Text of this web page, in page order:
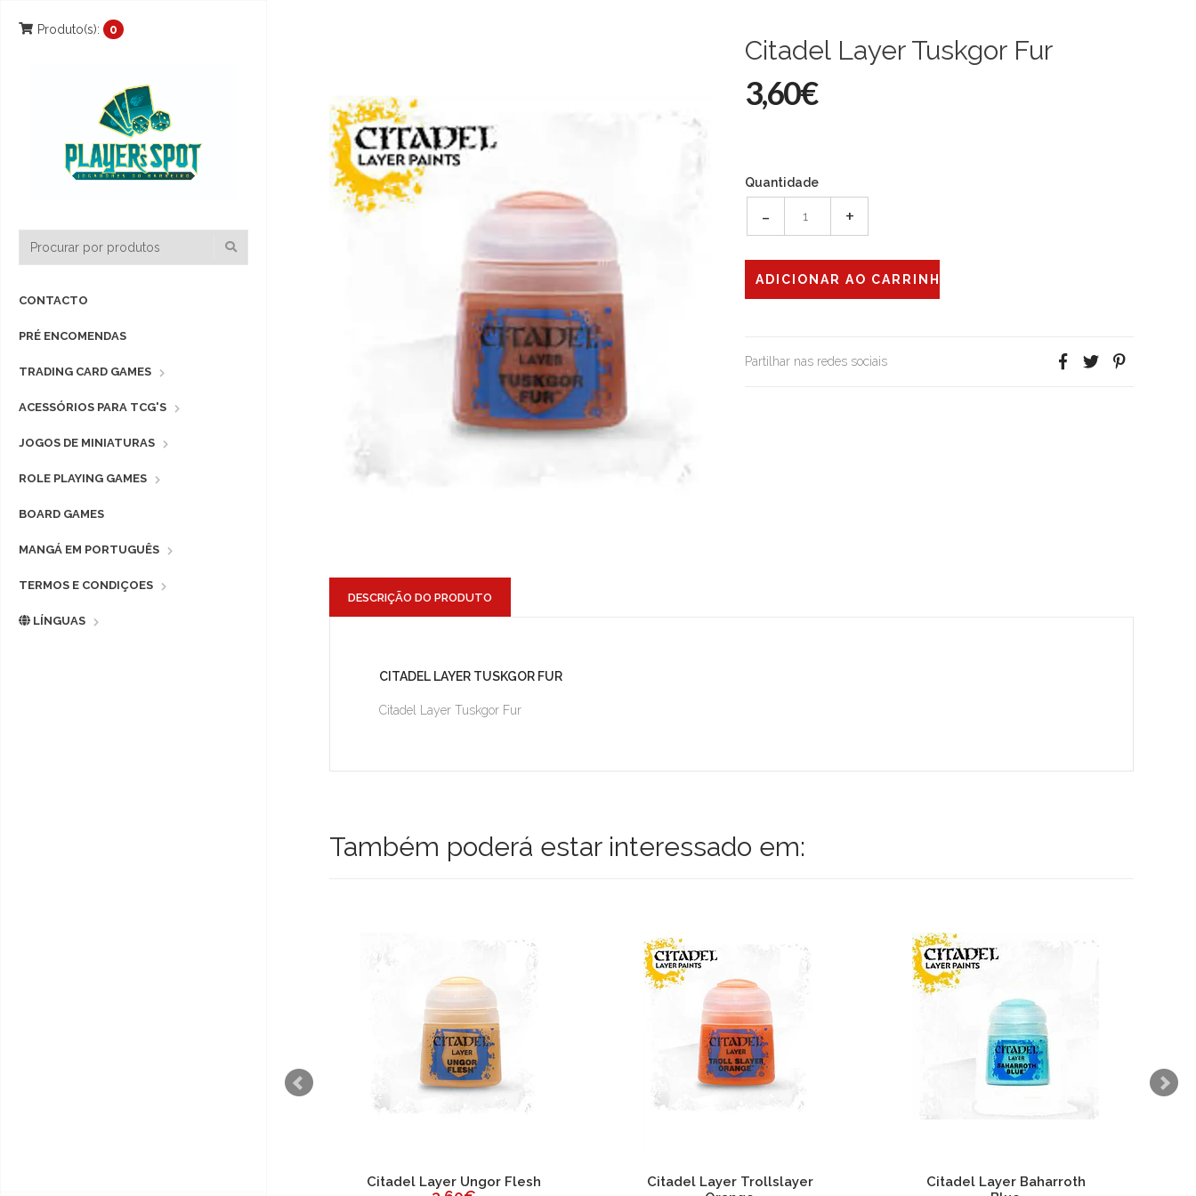
Produto(s): 0
CONTACTO
PRÉ ENCOMENDAS
TRADING CARD GAMES
ACESSÓRIOS PARA TCG'S
JOGOS DE MINIATURAS
ROLE PLAYING GAMES
BOARD GAMES
MANGÁ EM PORTUGUÊS
TERMOS E CONDIÇOES
LÍNGUAS
Citadel Layer Tuskgor Fur
3,60€
Quantidade
- +
Partilhar nas redes sociais
DESCRIÇÃO DO PRODUTO
CITADEL LAYER TUSKGOR FUR
Citadel Layer Tuskgor Fur
Também poderá estar interessado em:
Citadel Layer Ungor Flesh
Citadel Layer Trollslayer
Citadel Layer Baharroth